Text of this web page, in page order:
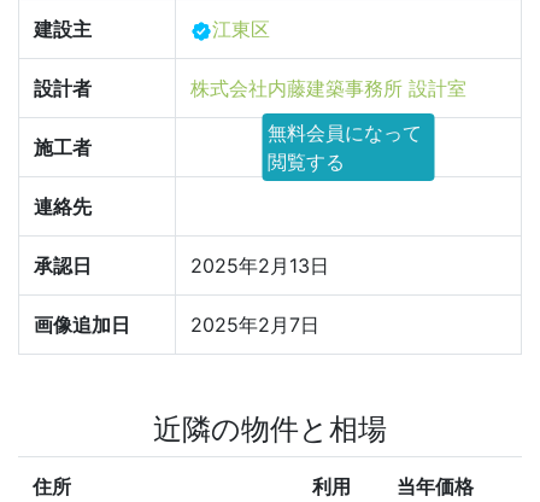
建設主 江東区
設計者 株式会社内藤建築事務所 設計室
施工者
無料会員になって
閲覧する
連絡先
承認日 2025年2月13日
画像追加日 2025年2月7日
近隣の物件と相場
住所
利用
当年価格